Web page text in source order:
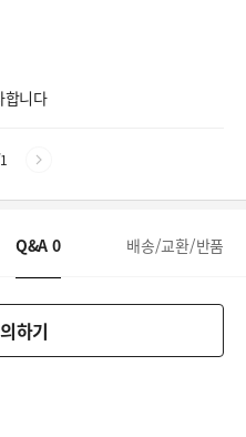
합니다
1
Q&A 0 배송/교환/반품
하기